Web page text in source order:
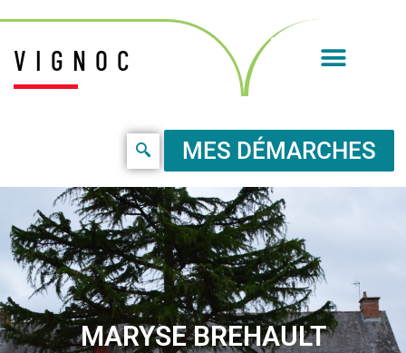
VIGNOC
MES DÉMARCHES
MARYSE BREHAULT